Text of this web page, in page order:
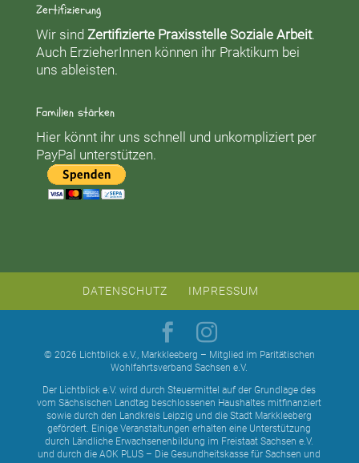
Zertifizierung
Wir sind Zertifizierte Praxisstelle Soziale Arbeit.
Auch ErzieherInnen können ihr Praktikum bei
uns ableisten.
Familien stärken
Hier könnt ihr uns schnell und unkompliziert per
PayPal unterstützen.
DATENSCHUTZ IMPRESSUM
© 2026 Lichtblick e.V., Markkleeberg – Mitglied im Paritätischen
Wohlfahrtsverband Sachsen e.V.
Der Lichtblick e.V. wird durch Steuermittel auf der Grundlage des
vom Sächsischen Landtag beschlossenen Haushaltes mitfinanziert
sowie durch den Landkreis Leipzig und die Stadt Markkleeberg
gefördert. Einige Veranstaltungen erhalten eine Unterstützung
durch Ländliche Erwachsenenbildung im Freistaat Sachsen e.V.
und durch die AOK PLUS – Die Gesundheitskasse für Sachsen und